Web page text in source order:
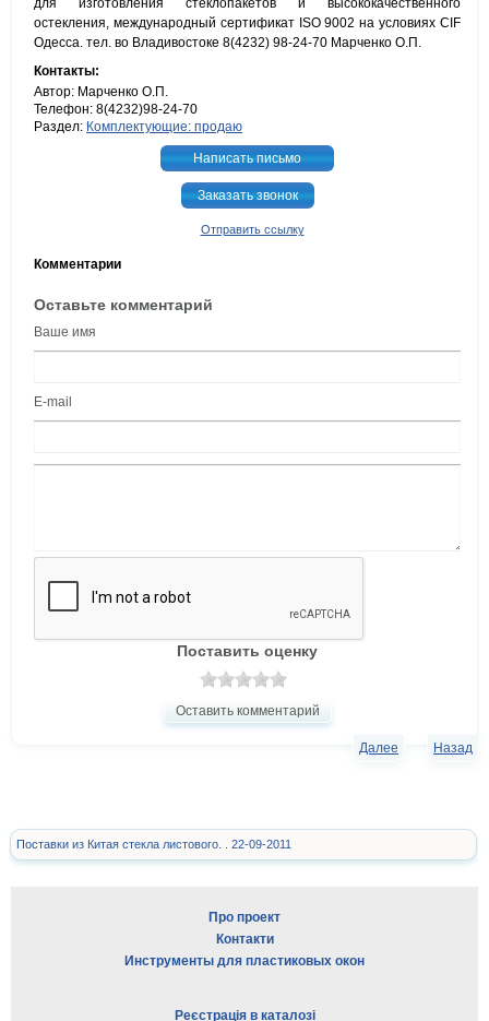
для изготовления стеклопакетов и высококачественного
остекления, международный сертификат ISO 9002 на условиях CIF
Одесса. тел. во Владивостоке 8(4232) 98-24-70 Марченко О.П.
Контакты:
Автор: Марченко О.П.
Телефон: 8(4232)98-24-70
Раздел: Комплектующие: продаю
Написать письмо
Заказать звонок
Отправить ссылку
Комментарии
Оставьте комментарий
Ваше имя
E-mail
Поставить оценку
Оставить комментарий
Назад
Далее
Поставки из Китая стекла листового. . 22-09-2011
Про проект
Контакти
Инструменты для пластиковых окон
Реєстрація в каталозі